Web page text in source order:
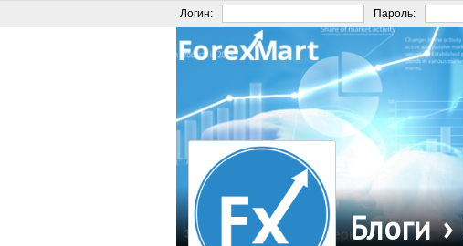
Логин: Пароль:
Блоги ›